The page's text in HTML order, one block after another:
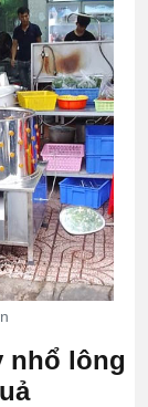
nhổ lông